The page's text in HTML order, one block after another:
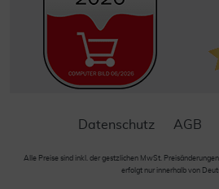
Datenschutz AGB
Alle Preise sind inkl. der gestzlichen MwSt.
erfolgt nur innerhalb von